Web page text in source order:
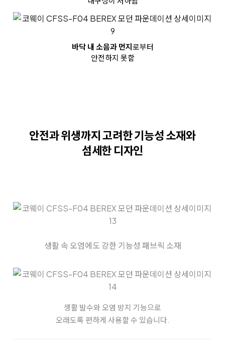
바닥 내 소음과 먼지로부터
안전하지 못함
안전과 위생까지 고려한기능성 소재와
섬세한 디자인
생활 속 오염에도 강한 기능성 패브릭 소재
생활 발수와 오염 방지 기능으로
오래도록 편하게 사용할 수 있습니다.